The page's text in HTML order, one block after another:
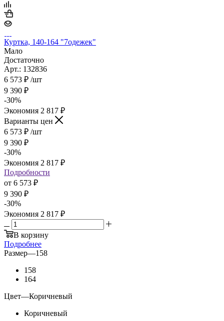
Куртка, 140-164 "7одежек"
Мало
Достаточно
Арт.: 132836
6 573 ₽ /шт
9 390 ₽
-30%
Экономия 2 817 ₽
Варианты цен
6 573 ₽ /шт
9 390 ₽
-30%
Экономия 2 817 ₽
Подробности
от 6 573 ₽
9 390 ₽
-30%
Экономия 2 817 ₽
В корзину
Подробнее
Размер—158
158
164
Цвет—Коричневый
Коричневый